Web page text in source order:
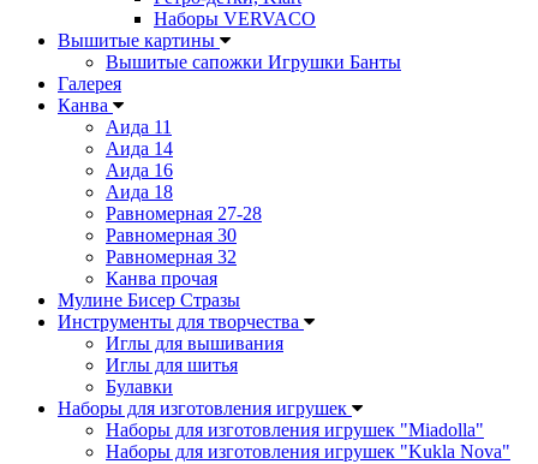
Наборы VERVACO
Вышитые картины
Вышитые сапожки Игрушки Банты
Галерея
Канва
Аида 11
Аида 14
Аида 16
Аида 18
Равномерная 27-28
Равномерная 30
Равномерная 32
Канва прочая
Мулине Бисер Стразы
Инструменты для творчества
Иглы для вышивания
Иглы для шитья
Булавки
Наборы для изготовления игрушек
Наборы для изготовления игрушек "Miadolla"
Наборы для изготовления игрушек "Kukla Nova"